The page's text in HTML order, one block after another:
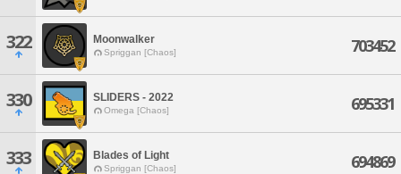
322 Moonwalker
Spriggan [Chaos] 703452
330 SLIDERS - 2022
Omega [Chaos] 695331
333 Blades of Light
Spriggan [Chaos] 694869